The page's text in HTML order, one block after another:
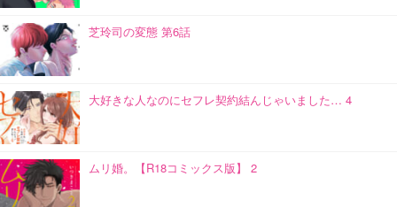
芝玲司の変態 第6話
大好きな人なのにセフレ契約結んじゃいました… 4
ムリ婚。【R18コミックス版】 2